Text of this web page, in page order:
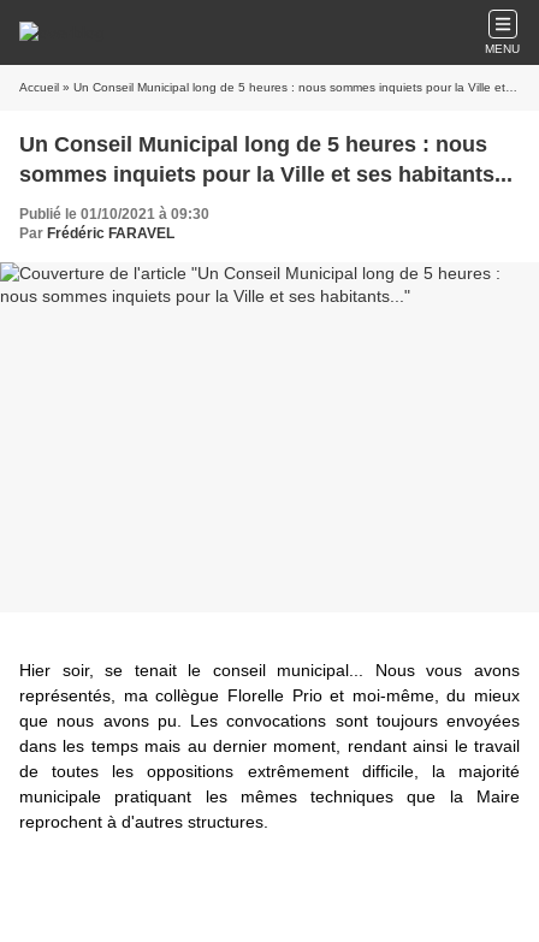
MENU
Accueil » Un Conseil Municipal long de 5 heures : nous sommes inquiets pour la Ville et ses habitants...
Un Conseil Municipal long de 5 heures : nous
sommes inquiets pour la Ville et ses habitants...
Publié le 01/10/2021 à 09:30
Par Frédéric FARAVEL
Hier soir, se tenait le conseil municipal... Nous vous avons
représentés, ma collègue Florelle Prio et moi-même, du mieux
que nous avons pu. Les convocations sont toujours envoyées
dans les temps mais au dernier moment, rendant ainsi le travail
de toutes les oppositions extrêmement difficile, la majorité
municipale pratiquant les mêmes techniques que la Maire
reprochent à d'autres structures.